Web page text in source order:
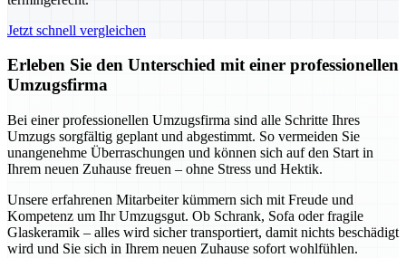
Jetzt schnell vergleichen
Erleben Sie den Unterschied mit einer professionellen
Umzugsfirma
Bei einer professionellen Umzugsfirma sind alle Schritte Ihres
Umzugs sorgfältig geplant und abgestimmt. So vermeiden Sie
unangenehme Überraschungen und können sich auf den Start in
Ihrem neuen Zuhause freuen – ohne Stress und Hektik.
Unsere erfahrenen Mitarbeiter kümmern sich mit Freude und
Kompetenz um Ihr Umzugsgut. Ob Schrank, Sofa oder fragile
Glaskeramik – alles wird sicher transportiert, damit nichts beschädigt
wird und Sie sich in Ihrem neuen Zuhause sofort wohlfühlen.